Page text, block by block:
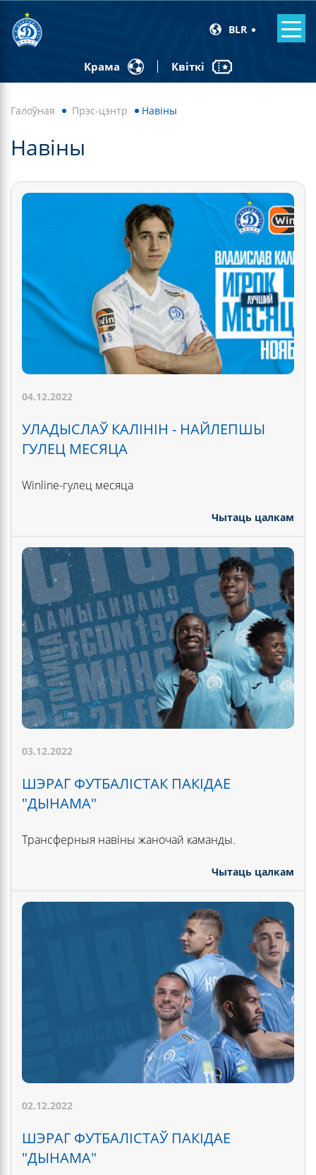
BLR
Крама Квіткі
Галоўная Прэс-цэнтр Навiны
Навiны
04.12.2022
УЛАДЫСЛАЎ КАЛІНІН - НАЙЛЕПШЫ
ГУЛЕЦ МЕСЯЦА
Winline-гулец месяца
Чытаць цалкам
03.12.2022
ШЭРАГ ФУТБАЛІСТАК ПАКІДАЕ
"ДЫНАМА"
Трансферныя навіны жаночай каманды.
Чытаць цалкам
02.12.2022
ШЭРАГ ФУТБАЛІСТАЎ ПАКІДАЕ
"ДЫНАМА"